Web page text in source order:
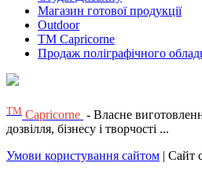
Магазин готової продукції
Outdoor
TM Capricorne
Продаж поліграфічного
ТМ Capricorne - Власне
дозвілля, бізнесу і творчості ...
Умови користування сайтом | Сайт